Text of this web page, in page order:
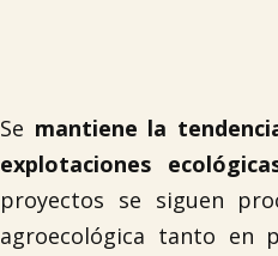
Se mantiene la
explotaciones
proyectos se siguen
agroecológica tanto en